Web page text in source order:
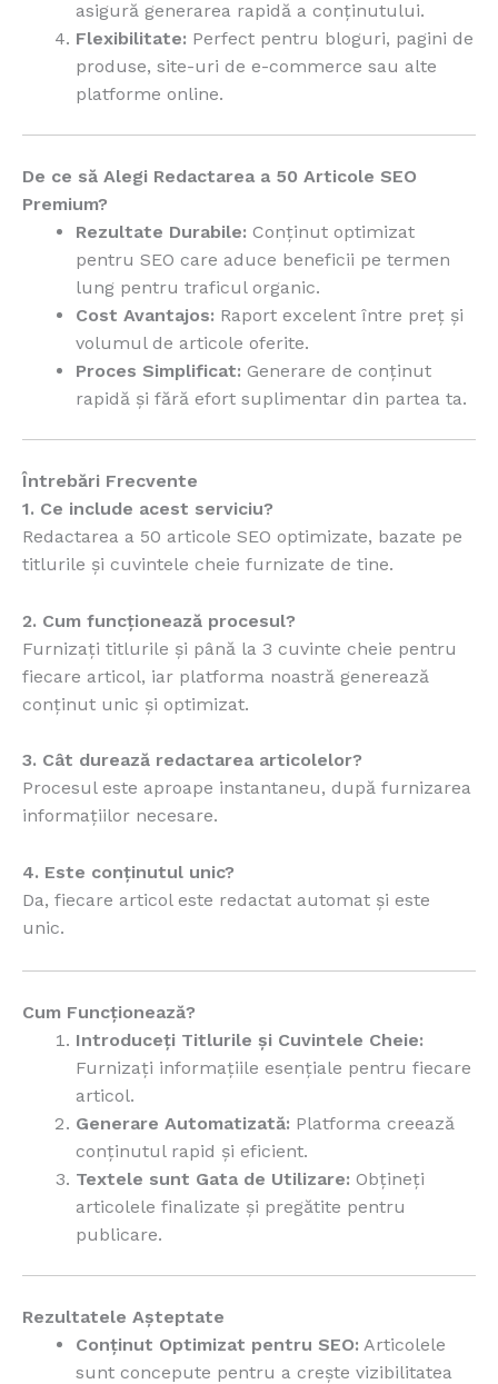
asigură generarea rapidă a conținutului.
Flexibilitate: Perfect pentru bloguri, pagini de
produse, site-uri de e-commerce sau alte
platforme online.
De ce să Alegi Redactarea a 50 Articole SEO
Premium?
Rezultate Durabile: Conținut optimizat
pentru SEO care aduce beneficii pe termen
lung pentru traficul organic.
Cost Avantajos: Raport excelent între preț și
volumul de articole oferite.
Proces Simplificat: Generare de conținut
rapidă și fără efort suplimentar din partea ta.
Întrebări Frecvente
1. Ce include acest serviciu?
Redactarea a 50 articole SEO optimizate, bazate pe
titlurile și cuvintele cheie furnizate de tine.
2. Cum funcționează procesul?
Furnizați titlurile și până la 3 cuvinte cheie pentru
fiecare articol, iar platforma noastră generează
conținut unic și optimizat.
3. Cât durează redactarea articolelor?
Procesul este aproape instantaneu, după furnizarea
informațiilor necesare.
4. Este conținutul unic?
Da, fiecare articol este redactat automat și este
unic.
Cum Funcționează?
Introduceți Titlurile și Cuvintele Cheie:
Furnizați informațiile esențiale pentru fiecare
articol.
Generare Automatizată: Platforma creează
conținutul rapid și eficient.
Textele sunt Gata de Utilizare: Obțineți
articolele finalizate și pregătite pentru
publicare.
Rezultatele Așteptate
Conținut Optimizat pentru SEO: Articolele
sunt concepute pentru a crește vizibilitatea